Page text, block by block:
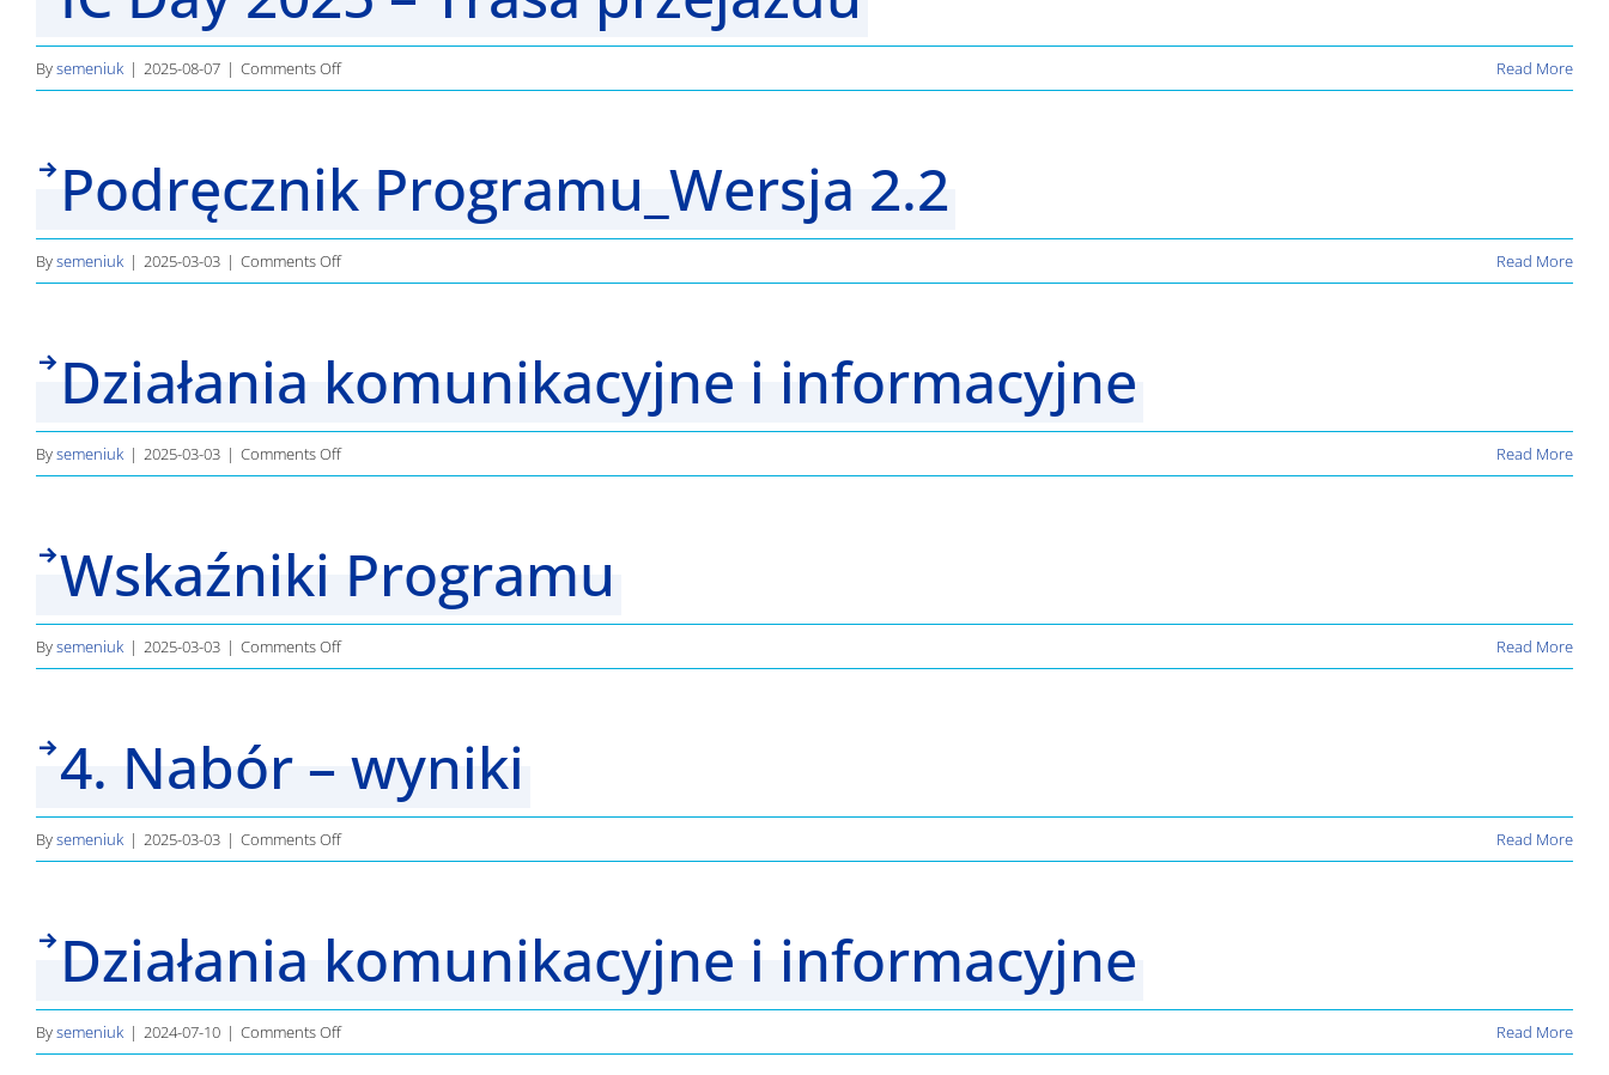
Bysemeniuk | 2025-08-07 | Comments Offon
IC
–
przejazdu
Read More
Podręcznik Programu_Wersja 2.2
Bysemeniuk | 2025-03-03 | Comments Offon
Podręcznik
Read More
Działania komunikacyjne i informacyjne
Bysemeniuk | 2025-03-03 | Comments Offon
Działania
informacyjne
Read More
Wskaźniki Programu
Bysemeniuk | 2025-03-03 | Comments Offon
Wskaźniki
Read More
4. Nabór – wyniki
Bysemeniuk | 2025-03-03 | Comments Offon
4.
wyniki
Read More
Działania komunikacyjne i informacyjne
Bysemeniuk | 2024-07-10 | Comments Offon
Działania
Read More